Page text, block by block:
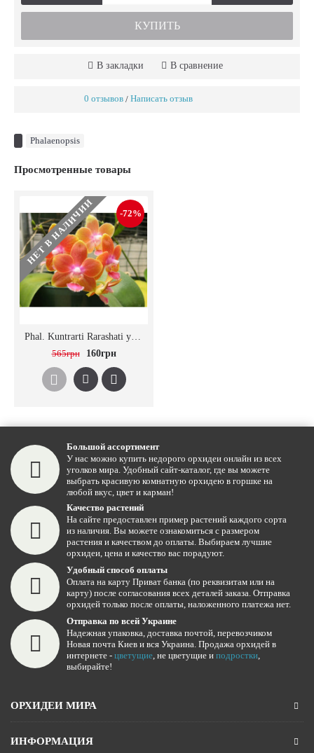
КУПИТЬ
В закладки В сравнение
0 отзывов / Написать отзыв
Phalaenopsis
Просмотренные товары
-72%
НЕТ В НАЛИЧИИ
Phal. Kuntrarti Rarashati уценка
565грн
160грн
Большой ассортимент
У нас можно купить недорого орхидеи онлайн из всех
уголков мира. Удобный сайт-каталог, где вы можете
выбрать красивую комнатную орхидею в горшке на
любой вкус, цвет и карман!
Качество растений
На сайте предоставлен пример растений каждого сорта
из наличия. Вы можете ознакомиться с размером
растения и качеством до оплаты. Выбираем лучшие
орхидеи, цена и качество вас порадуют.
Удобный способ оплаты
Оплата на карту Приват банка (по реквизитам или на
карту) после согласования всех деталей заказа. Отправка
орхидей только после оплаты, наложенного платежа нет.
Отправка по всей Украине
Надежная упаковка, доставка почтой, перевозчиком
Новая почта Киев и вся Украина. Продажа орхидей в
интернете - цветущие, не цветущие и подростки,
выбирайте!
ОРХИДЕИ МИРА
ИНФОРМАЦИЯ